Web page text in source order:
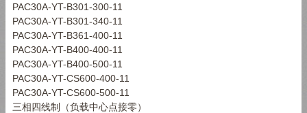
PAC30A-YT-B301-300-11
PAC30A-YT-B301-340-11
PAC30A-YT-B361-400-11
PAC30A-YT-B400-400-11
PAC30A-YT-B400-500-11
PAC30A-YT-CS600-400-11
PAC30A-YT-CS600-500-11
三相四线制（负载中心点接零）